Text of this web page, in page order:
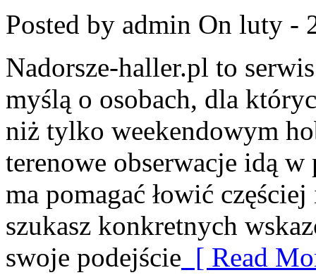
Posted by admin On luty -
Nadorsze-haller.pl to
myślą o osobach, dla
niż tylko weekendowym
terenowe obserwacje idą
ma pomagać łowić
szukasz konkretnych
swoje podejście [ Read